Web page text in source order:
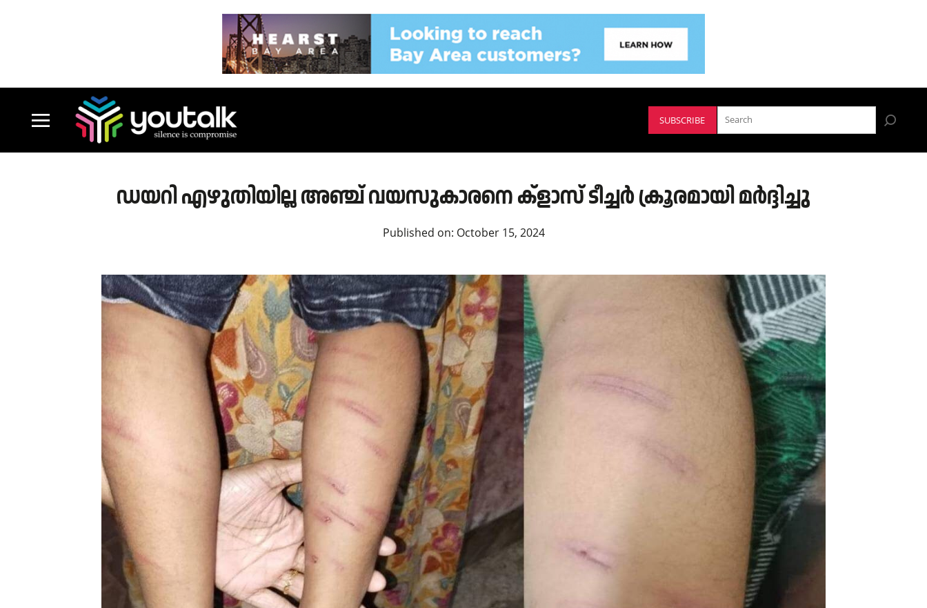
SUBSCRIBE
ഡയറി എഴുതിയില്ല അഞ്ച് വയസുകാരനെ ക്ളാസ് ടീച്ചർ ക്രൂരമായി മർദ്ദിച്ചു
Published on: October 15, 2024